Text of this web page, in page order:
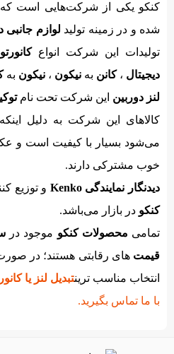
کنکو یکی از شرکت‌هایی است که
شده و در زمینه تولید لوازم جانبی
تولیدات این شرکت انواع
دیجیتال ،کانن به نیکون ، نیکون به
لنز دوربین این شرکت تحت نام
کالاهای این شرکت به دلیل
می‌شود بسیار با کیفیت است و
خوب مشترکی دارند.
دیدنگار نمایندگی Kenko و توزیع
کنکو در بازار می‌باشد.
تمامی محصولات کنکو موجود در
قیمت های رقابتی هستند؛ در صورت
انتخاب مناسب ترینتبدیل لنز یا
با ما تماس بگیرید.